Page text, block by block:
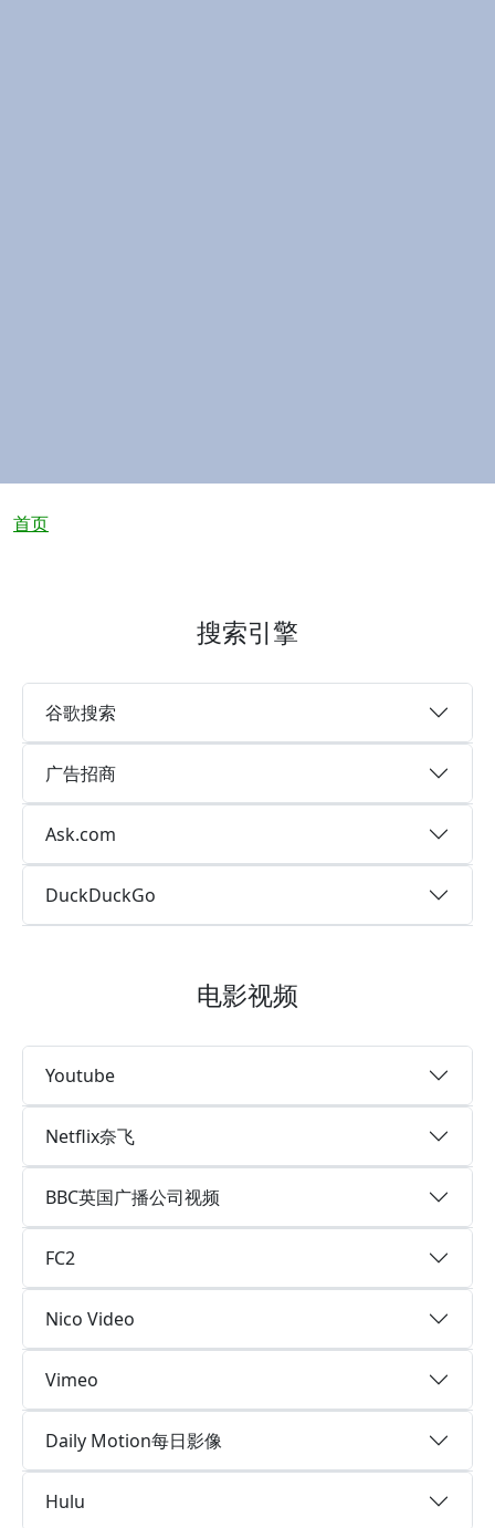
面包屑
首页
搜索引擎
谷歌搜索
广告招商
Ask.com
DuckDuckGo
电影视频
Youtube
Netflix奈飞
BBC英国广播公司视频
FC2
Nico Video
Vimeo
Daily Motion每日影像
Hulu